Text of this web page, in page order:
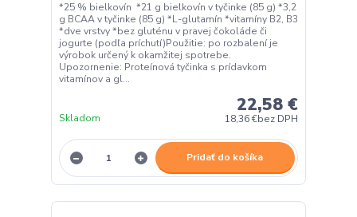
*25 % bielkovín *21 g bielkovín v tyčinke (85 g) *3,2
g BCAA v tyčinke (85 g) *L-glutamín *vitamíny B2, B3
*dve vrstvy *bez gluténu v pravej čokoláde či
jogurte (podľa príchutí)Použitie: po rozbalení je
výrobok určený k okamžitej spotrebe.
Upozornenie: Proteínová tyčinka s prídavkom
vitamínov a gl...
22,58 €
18,36 €bez DPH
Skladom
Pridať do košíka